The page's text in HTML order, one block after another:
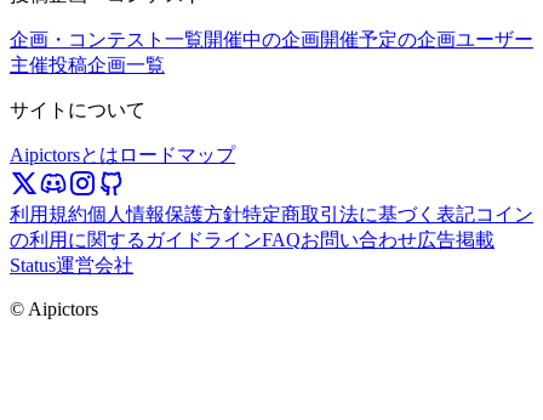
企画・コンテスト一覧開催中の企画開催予定の企画ユーザー
主催投稿企画一覧
サイトについて
Aipictorsとは ロードマップ
利用規約個人情報保護方針特定商取引法に基づく表記コイン
の利用に関するガイドラインFAQお問い合わせ広告掲載
Status運営会社
© Aipictors